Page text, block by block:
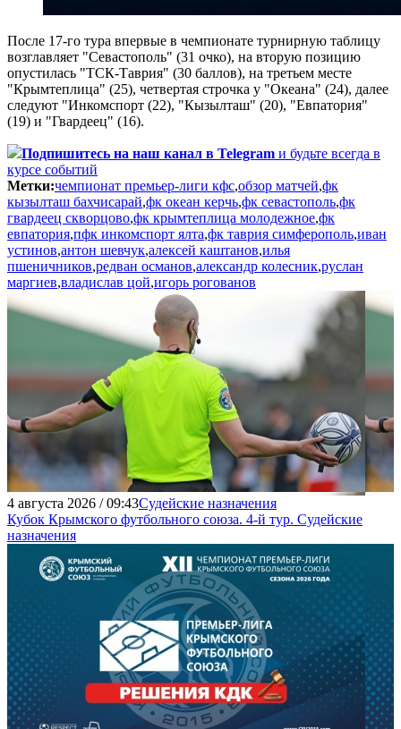
После 17-го тура впервые в чемпионате турнирную таблицу
возглавляет "Севастополь" (31 очко), на вторую позицию
опустилась "ТСК-Таврия" (30 баллов), на третьем месте
"Крымтеплица" (25), четвертая строчка у "Океана" (24), далее
следуют "Инкомспорт (22), "Кызылташ" (20), "Евпатория"
(19) и "Гвардеец" (16).
Подпишитесь на наш канал в Telegram и будьте всегда в
курсе событий
Метки:чемпионат премьер-лиги кфс,обзор матчей,фк
кызылташ бахчисарай,фк океан керчь,фк севастополь,фк
гвардеец скворцово,фк крымтеплица молодежное,фк
евпатория,пфк инкомспорт ялта,фк таврия симферополь,иван
устинов,антон шевчук,алексей каштанов,илья
пшеничников,редван османов,александр колесник,руслан
маргиев,владислав цой,игорь рогованов
4 августа 2026 / 09:43Судейские назначения
Кубок Крымского футбольного союза. 4-й тур. Судейские
назначения